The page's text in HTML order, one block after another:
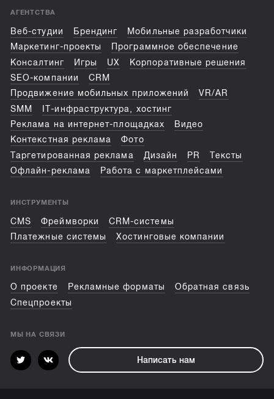
АГЕНТСТВА
Веб-студии Брендинг
Мобильные разработчики
Маркетинг-проекты
Программное обеспечение
Консалтинг
Игры UX
Корпоративные решения
SEO-компании
CRM
Продвижение мобильных приложений
VR/AR
SMM
IT-инфраструктура, хостинг
Реклама на интернет-площадках
Видео
Контекстная реклама
Фото
Таргетированная реклама
Дизайн PR
Тексты
Офлайн-реклама
Работа с маркетплейсами
ИНСТРУМЕНТЫ
CMS Фреймворки
CRM-системы
Платежные системы
Хостинговые компании
ИНФОРМАЦИЯ
О проекте Рекламные форматы
Обратная связь
Спецпроекты
МЫ НА СВЯЗИ
Написать нам